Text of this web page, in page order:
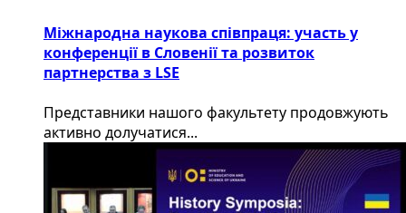
Міжнародна наукова співпраця: участь у
конференції в Словенії та розвиток
партнерства з LSE
​Представники нашого факультету продовжують
активно долучатися...